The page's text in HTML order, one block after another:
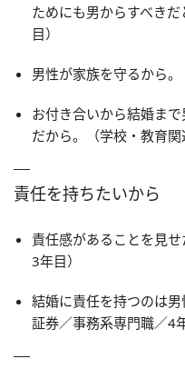
ためにも男からすべき
目）
男性が家族を守るから。
お付き合いから結婚ま
だから。（学校・教育関
責任を持ちたいから
責任感があることを見
3年目）
結婚に責任を持つのは
証券／事務系専門職／4